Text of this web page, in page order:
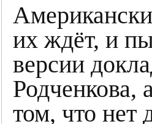
их ждёт, и
версии
Родченкова,
том, что нет